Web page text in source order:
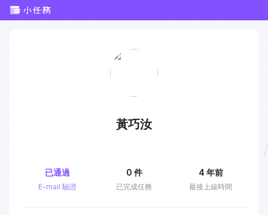
黃巧汝
E-mail 驗證
已通過
已完成任務
0 件
最後上線時間
4 年前